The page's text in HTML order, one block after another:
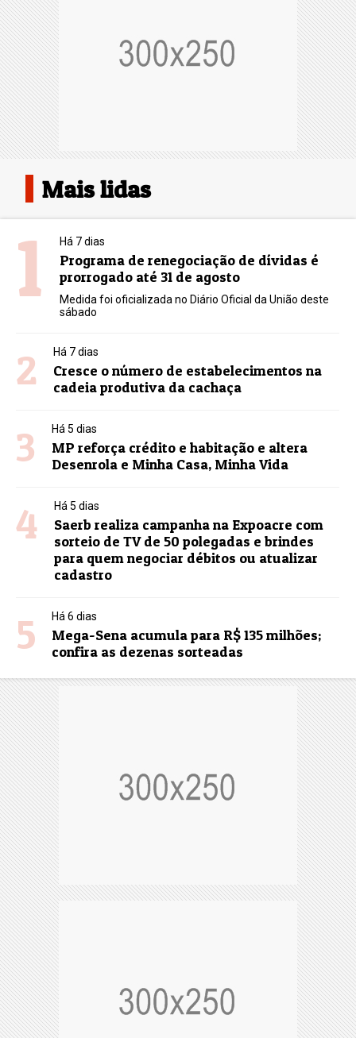
Mais lidas
1 Há 7 dias
Programa de renegociação de dívidas é
prorrogado até 31 de agosto
Medida foi oficializada no Diário Oficial da União deste
sábado
2 Há 7 dias
Cresce o número de estabelecimentos na
cadeia produtiva da cachaça
3 Há 5 dias
MP reforça crédito e habitação e altera
Desenrola e Minha Casa, Minha Vida
4 Há 5 dias
Saerb realiza campanha na Expoacre com
sorteio de TV de 50 polegadas e brindes
para quem negociar débitos ou atualizar
cadastro
5 Há 6 dias
Mega-Sena acumula para R$ 135 milhões;
confira as dezenas sorteadas